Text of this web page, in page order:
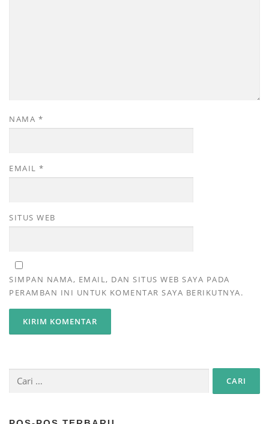
NAMA *
EMAIL *
SITUS WEB
SIMPAN NAMA, EMAIL, DAN SITUS WEB SAYA PADA
PERAMBAN INI UNTUK KOMENTAR SAYA BERIKUTNYA.